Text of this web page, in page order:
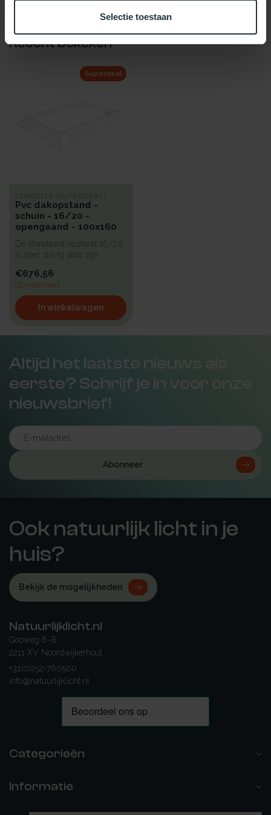
Selectie toestaan
Recent bekeken
Superdeal
LEMOLITE (SUPERDEAL)
Pvc dakopstand -
schuin - 16/20 -
opengaand - 100x160
De standaard opstand 16/20
is zeer stevig door zijn
€676,56
Op voorraad
In winkelwagen
Altijd het laatste nieuws als
eerste? Schrijf je in voor onze
nieuwsbrief!
Abonneer
Ook natuurlijk licht in je
huis?
Bekijk de mogelijkheden
Natuurlijklicht.nl
Gooweg 6-8
2211 XV Noordwijkerhout
+31(0)252-760500
info@natuurlijklicht.nl
Categorieën
Informatie